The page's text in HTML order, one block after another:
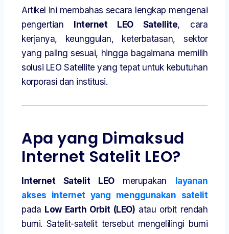
Artikel ini membahas secara lengkap mengenai
pengertian Internet LEO Satellite, cara
kerjanya, keunggulan, keterbatasan, sektor
yang paling sesuai, hingga bagaimana memilih
solusi LEO Satellite yang tepat untuk kebutuhan
korporasi dan institusi.
Apa yang Dimaksud
Internet Satelit LEO?
Internet Satelit LEOmerupakan layanan
akses internet yang menggunakan satelit
pada Low Earth Orbit (LEO) atau orbit rendah
bumi. Satelit-satelit tersebut mengelilingi bumi